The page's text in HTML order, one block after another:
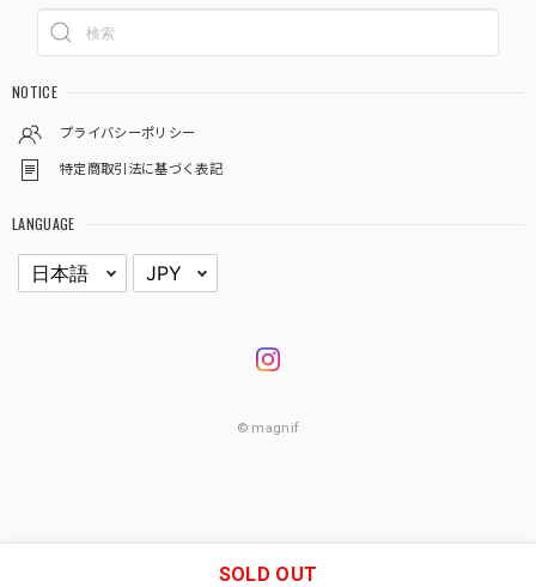
NOTICE
プライバシーポリシー
特定商取引法に基づく表記
LANGUAGE
© magnif
SOLD OUT